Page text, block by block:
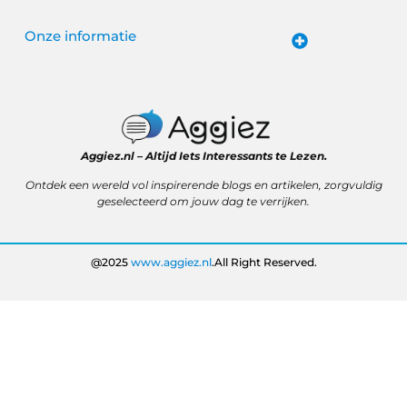
Aggiez.nl – Altijd Iets Interessants te Lezen.
Ontdek een wereld vol inspirerende blogs en artikelen, zorgvuldig
geselecteerd om jouw dag te verrijken.
@2025 www.aggiez.nl.All Right Reserved.
Onze informatie